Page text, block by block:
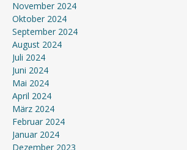
November 2024
Oktober 2024
September 2024
August 2024
Juli 2024
Juni 2024
Mai 2024
April 2024
März 2024
Februar 2024
Januar 2024
Dezember 2023